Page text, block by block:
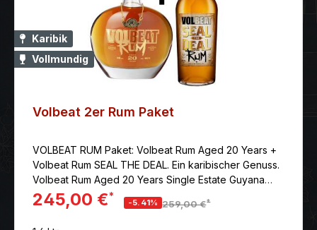
Karibik
Vollmundig
Volbeat 2er Rum Paket
VOLBEAT RUM Paket: Volbeat Rum Aged 20 Years +
Volbeat Rum SEAL THE DEAL. Ein karibischer Genuss.
Volbeat Rum Aged 20 Years Single Estate Guyana
Rum mit 40% vol. Sammler Edition, limitiert auf 2400
Flaschen. Ein unglaublicher Rum mit einem reichen
245,00 €*
-5.41% 259,00 €*